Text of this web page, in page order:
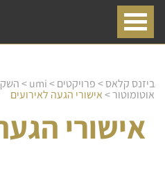
ביזנס קלאס>פרויקטים>
umi
>
אוטומוטור>אישורי הגעה לאירועים
אישורי